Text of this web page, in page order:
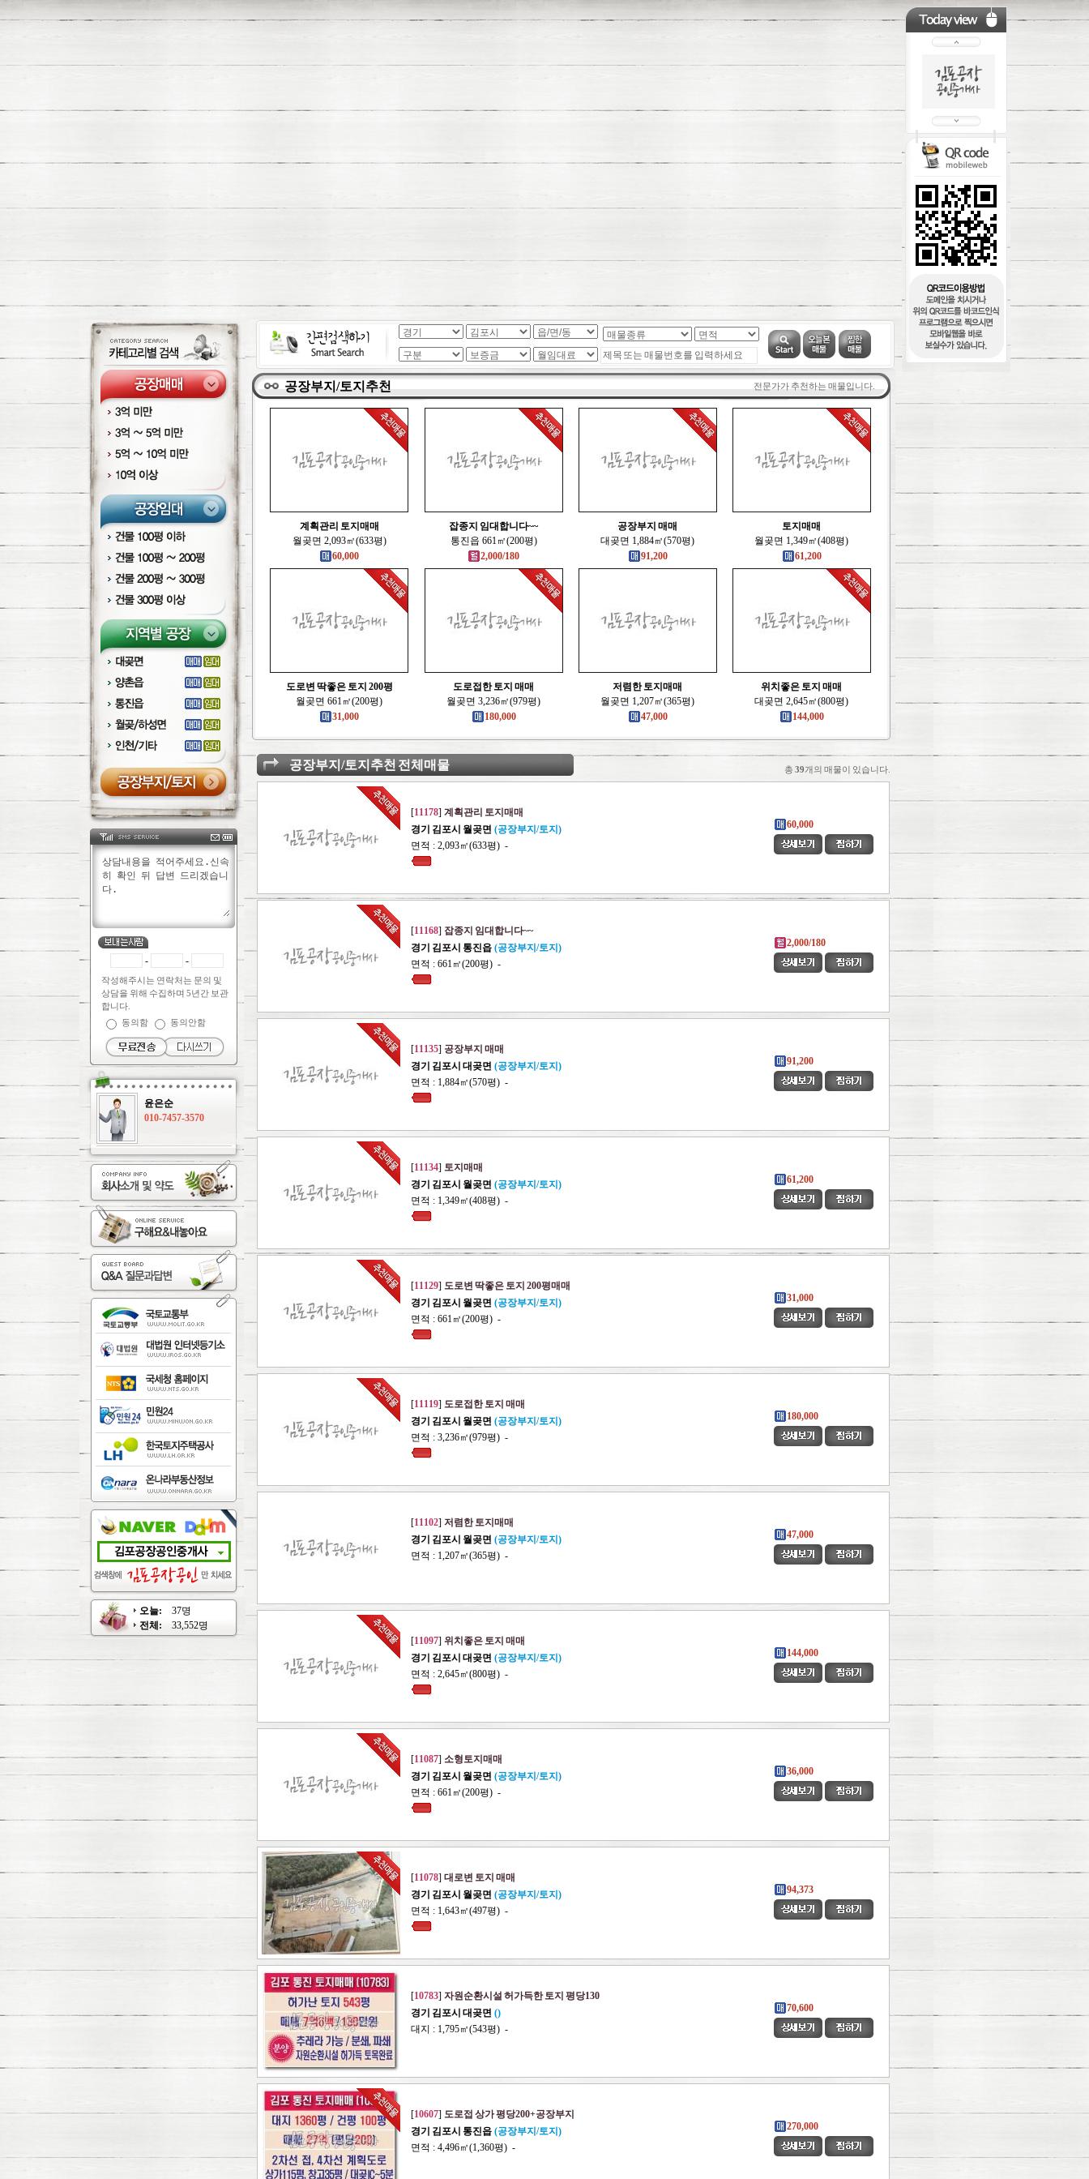
- -
작성해주시는 연락처는 문의 및
상담을 위해 수집하며 5년간 보관
합니다.
동의함
동의안함
윤은순
010-7457-3570
오늘:
37명
전체:
33,552명
공장부지/토지추천 전문가가 추천하는 매물입니다.
계획관리 토지매매
월곶면 2,093㎡(633평)
60,000
잡종지 임대합니다~~
통진읍 661㎡(200평)
2,000/180
공장부지 매매
대곶면 1,884㎡(570평)
91,200
토지매매
월곶면 1,349㎡(408평)
61,200
도로변 딱좋은 토지 200평
월곶면 661㎡(200평)
31,000
도로접한 토지 매매
월곶면 3,236㎡(979평)
180,000
저렴한 토지매매
월곶면 1,207㎡(365평)
47,000
위치좋은 토지 매매
대곶면 2,645㎡(800평)
144,000
공장부지/토지추천 전체매물 총 39개의 매물이 있습니다.
[11178] 계획관리 토지매매
경기 김포시 월곶면 (공장부지/토지)
면적 : 2,093㎡(633평) -
60,000
[11168] 잡종지 임대합니다~~
경기 김포시 통진읍 (공장부지/토지)
면적 : 661㎡(200평) -
2,000/180
[11135] 공장부지 매매
경기 김포시 대곶면 (공장부지/토지)
면적 : 1,884㎡(570평) -
91,200
[11134] 토지매매
경기 김포시 월곶면 (공장부지/토지)
면적 : 1,349㎡(408평) -
61,200
[11129] 도로변 딱좋은 토지 200평매매
경기 김포시 월곶면 (공장부지/토지)
면적 : 661㎡(200평) -
31,000
[11119] 도로접한 토지 매매
경기 김포시 월곶면 (공장부지/토지)
면적 : 3,236㎡(979평) -
180,000
[11102] 저렴한 토지매매
경기 김포시 월곶면 (공장부지/토지)
면적 : 1,207㎡(365평) -
47,000
[11097] 위치좋은 토지 매매
경기 김포시 대곶면 (공장부지/토지)
면적 : 2,645㎡(800평) -
144,000
[11087] 소형토지매매
경기 김포시 월곶면 (공장부지/토지)
면적 : 661㎡(200평) -
36,000
[11078] 대로변 토지 매매
경기 김포시 월곶면 (공장부지/토지)
면적 : 1,643㎡(497평) -
94,373
[10783] 자원순환시설 허가득한 토지 평당130
경기 김포시 대곶면 ()
대지 : 1,795㎡(543평) -
70,600
[10607] 도로접 상가 평당200+공장부지
경기 김포시 통진읍 (공장부지/토지)
면적 : 4,496㎡(1,360평) -
270,000